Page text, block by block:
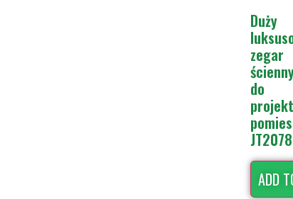
Duży
zegar
do
JT2078
ADD